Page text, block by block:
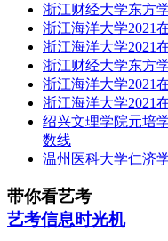
浙江财经大学东方
浙江海洋大学2021
浙江海洋大学2021
浙江财经大学东方
浙江海洋大学2021
浙江海洋大学2021
绍兴文理学院元培
数线
温州医科大学仁济
带你看艺考
艺考信息时光机